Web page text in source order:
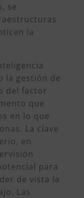
se
la
la gestión de
del factor
que
en lo que
La clave
en
para
de vista la
Las